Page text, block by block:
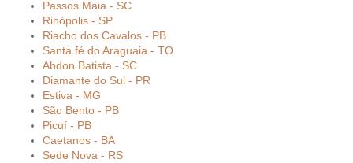
Passos Maia - SC
Rinópolis - SP
Riacho dos Cavalos - PB
Santa fé do Araguaia - TO
Abdon Batista - SC
Diamante do Sul - PR
Estiva - MG
São Bento - PB
Picuí - PB
Caetanos - BA
Sede Nova - RS